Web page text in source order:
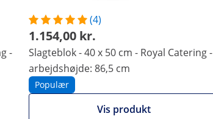
-
(4)
1.154,00 kr.
Slagteblok - 40 x 50 cm - Royal Catering -
arbejdshøjde: 86,5 cm
Populær
Vis produkt